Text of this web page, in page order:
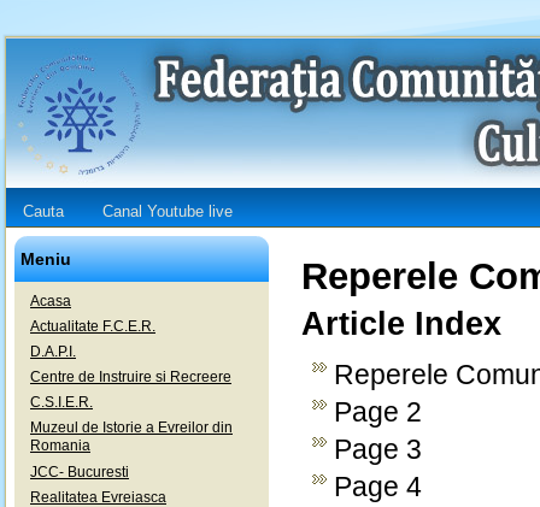
Cauta Canal Youtube live
Meniu
Acasa
Actualitate F.C.E.R.
D.A.P.I.
Centre de Instruire si Recreere
C.S.I.E.R.
Muzeul de Istorie a Evreilor din
Romania
JCC- Bucuresti
Realitatea Evreiasca
Reperele
Article Index
Reperele
Page 2
Page 3
Page 4